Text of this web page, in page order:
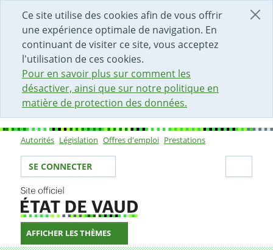
Ce site utilise des cookies afin de vous offrir
une expérience optimale de navigation. En
continuant de visiter ce site, vous acceptez
l'utilisation de ces cookies.
Pour en savoir plus sur comment les
désactiver, ainsi que sur notre politique en
matière de protection des données.
DÉBUT DU CONTENU DE LA PAGE
ACCÈS AU CHAMP DE RECHERCHE
PAGE D'ACCUEIL
FORMULAIRE DE CONTACT
Sous-navigation
Autorités Législation Offres d'emploi Prestations
Votre identité
SE CONNECTER
AFFICHER LES THÈMES